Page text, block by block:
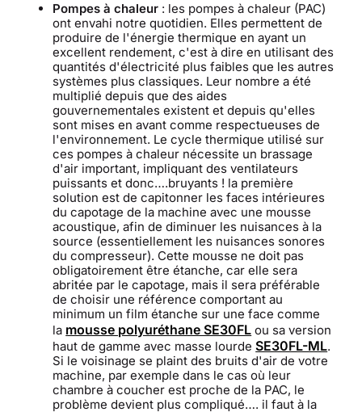
Pompes à chaleur : les pompes à chaleur (PAC)
ont envahi notre quotidien. Elles permettent de
produire de l'énergie thermique en ayant un
excellent rendement, c'est à dire en utilisant des
quantités d'électricité plus faibles que les autres
systèmes plus classiques. Leur nombre a été
multiplié depuis que des aides
gouvernementales existent et depuis qu'elles
sont mises en avant comme respectueuses de
l'environnement. Le cycle thermique utilisé sur
ces pompes à chaleur nécessite un brassage
d'air important, impliquant des ventilateurs
puissants et donc….bruyants ! la première
solution est de capitonner les faces intérieures
du capotage de la machine avec une mousse
acoustique, afin de diminuer les nuisances à la
source (essentiellement les nuisances sonores
du compresseur). Cette mousse ne doit pas
obligatoirement être étanche, car elle sera
abritée par le capotage, mais il sera préférable
de choisir une référence comportant au
minimum un film étanche sur une face comme
la mousse polyuréthane SE30FL ou sa version
haut de gamme avec masse lourde SE30FL-ML.
Si le voisinage se plaint des bruits d'air de votre
machine, par exemple dans le cas où leur
chambre à coucher est proche de la PAC, le
problème devient plus compliqué…. il faut à la